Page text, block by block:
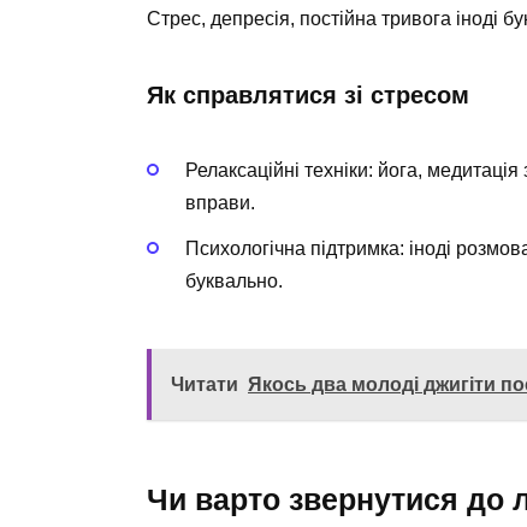
Стрес, депресія, постійна тривога іноді
Як справлятися зі стресом
Релаксаційні техніки: йога,
вправи.
Психологічна підтримка: іноді
буквально.
Читати Якось два молоді джигіти
Чи варто звернутися до